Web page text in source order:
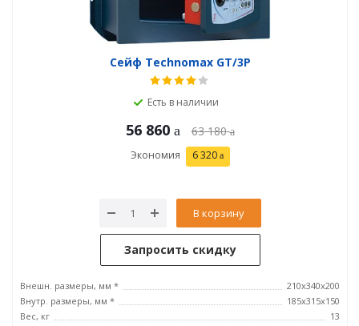
Сейф Technomax GT/3P
Есть в наличии
56 860 63 180
Экономия 6 320
В корзину
Запросить скидку
Внешн. размеры, мм *
210x340x200
Внутр. размеры, мм *
185х315х150
Вес, кг
13